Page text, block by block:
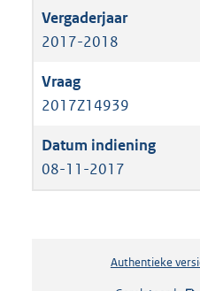
2017-2018
2017Z14939
08-11-2017
Authentieke